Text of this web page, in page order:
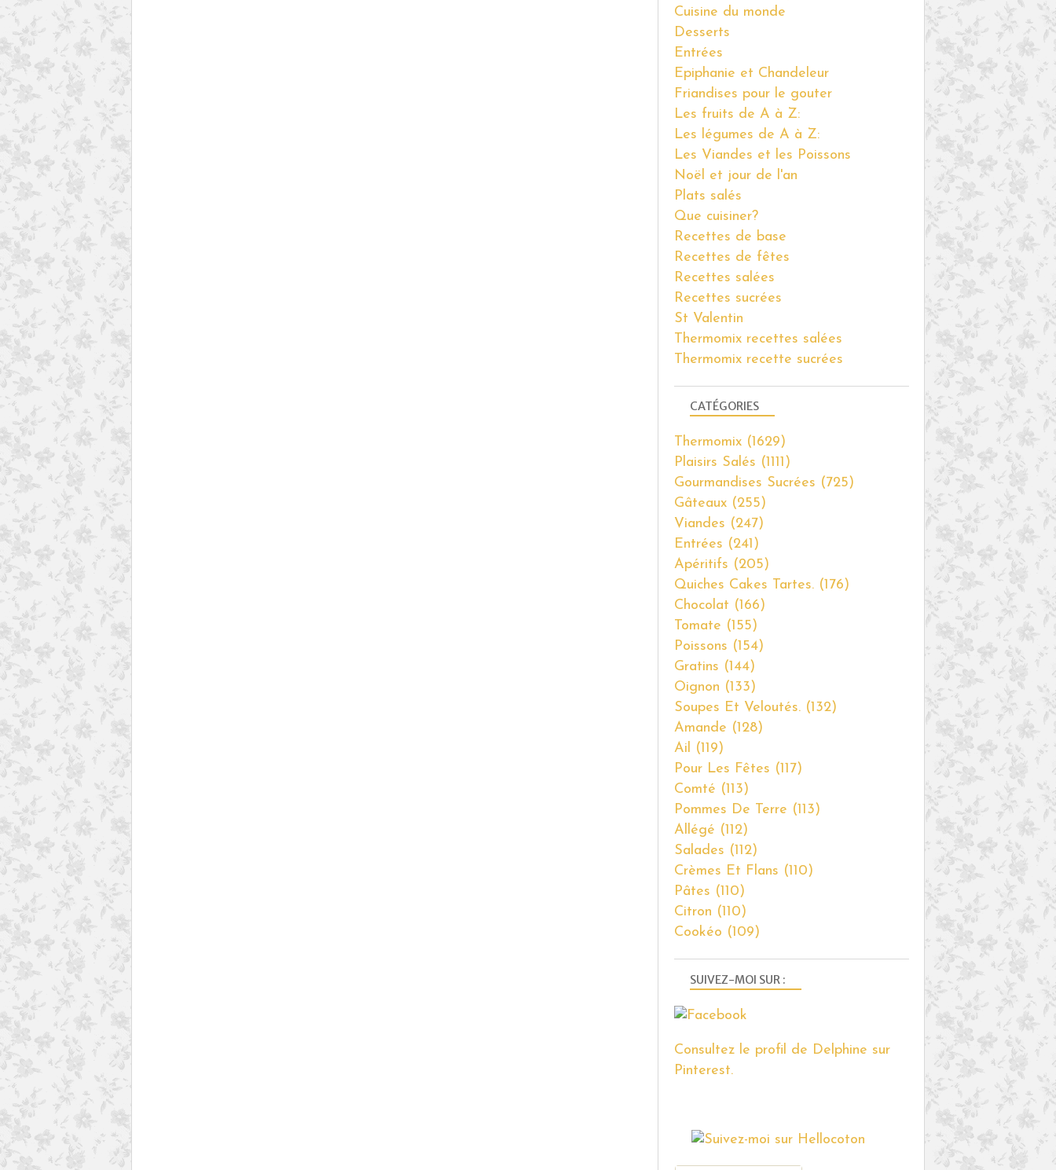
Cuisine du monde
Desserts
Entrées
Epiphanie et Chandeleur
Friandises pour le gouter
Les fruits de A à Z:
Les légumes de A à Z:
Les Viandes et les Poissons
Noël et jour de l'an
Plats salés
Que cuisiner?
Recettes de base
Recettes de fêtes
Recettes salées
Recettes sucrées
St Valentin
Thermomix recettes salées
Thermomix recette sucrées
CATÉGORIES
Thermomix (1629)
Plaisirs Salés (1111)
Gourmandises Sucrées (725)
Gâteaux (255)
Viandes (247)
Entrées (241)
Apéritifs (205)
Quiches Cakes Tartes. (176)
Chocolat (166)
Tomate (155)
Poissons (154)
Gratins (144)
Oignon (133)
Soupes Et Veloutés. (132)
Amande (128)
Ail (119)
Pour Les Fêtes (117)
Comté (113)
Pommes De Terre (113)
Allégé (112)
Salades (112)
Crèmes Et Flans (110)
Pâtes (110)
Citron (110)
Cookéo (109)
SUIVEZ-MOI SUR :
Consultez le profil de Delphine sur
Pinterest.